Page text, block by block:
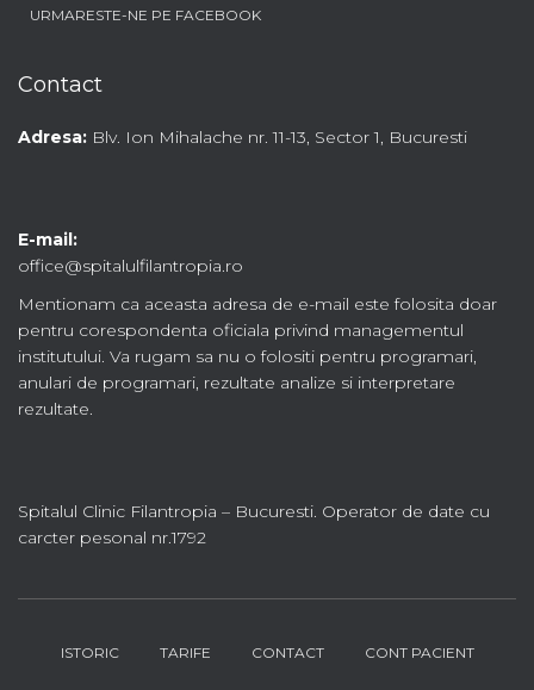
URMARESTE-NE PE FACEBOOK
Contact
Adresa: Blv. Ion Mihalache nr. 11-13, Sector 1, Bucuresti
E-mail:
office@spitalulfilantropia.ro
Mentionam ca aceasta adresa de e-mail este folosita doar
pentru corespondenta oficiala privind managementul
institutului. Va rugam sa nu o folositi pentru programari,
anulari de programari, rezultate analize si interpretare
rezultate.
Spitalul Clinic Filantropia – Bucuresti. Operator de date cu
carcter pesonal nr.1792
ISTORIC TARIFE CONTACT CONT PACIENT